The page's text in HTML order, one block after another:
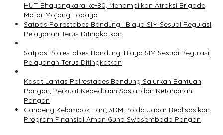
HUT Bhayangkara ke-80, Menampilkan Atraksi Brigade
Motor Mojang Lodaya
Satpas Polrestabes Bandung : Biaya SIM Sesuai Regulasi,
Pelayanan Terus Ditingkatkan
Satpas Polrestabes Bandung: Biaya SIM Sesuai Regulasi,
Pelayanan Terus Ditingkatkan
Kasat Lantas Polrestabes Bandung Salurkan Bantuan
Pangan, Perkuat Kepedulian Sosial dan Ketahanan
Pangan
Gandeng Kelompok Tani, SDM Polda Jabar Realisasikan
Program Finansial Aman Guna Swasembada Pangan